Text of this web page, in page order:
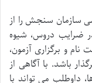
سازمان سنجش را از
ضرایب دروس، شیوه
و برگزاری آزمون،
باشد. با آگاهی از
داوطلب می تواند با